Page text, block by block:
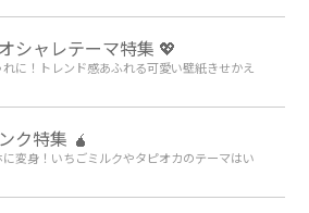
シャレテーマ特集 💖
に！トレンド感あふれる可愛い壁紙きせかえ
ク特集 🧉
変身！いちごミルクやタピオカのテーマはい